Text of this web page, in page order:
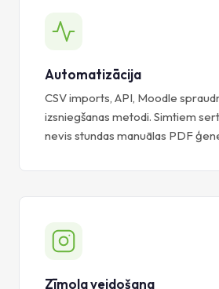
Automatizācija
CSV imports, API, Moodle
izsniegšanas metodi. Simtiem
nevis stundas manuālas PDF
Zīmola veidošana